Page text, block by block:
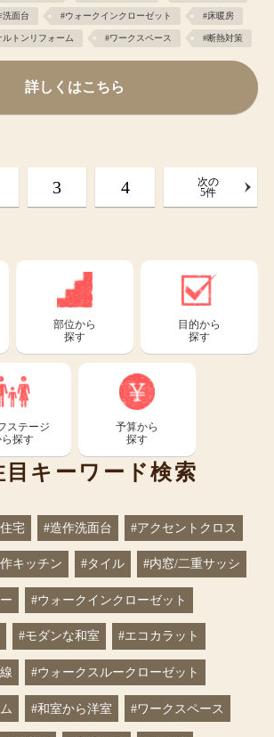
洗面台 #ウォークインクローゼット #床暖房
ルトンリフォーム #ワークスペース #断熱対策
詳しくはこちら
3 4
次の
5件
部位から
探す
目的から
探す
ステージ
探す
予算から
探す
目キーワード検索
宅 #造作洗面台 #アクセントクロス
キッチン #タイル #内窓/二重サッシ
#ウォークインクローゼット
#モダンな和室 #エコカラット
#ウォークスルークローゼット
#和室から洋室 #ワークスペース